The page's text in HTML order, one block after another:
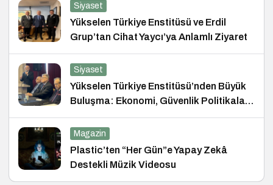
Siyaset
Yükselen Türkiye Enstitüsü ve Erdil
Grup’tan Cihat Yaycı’ya Anlamlı Ziyaret
Siyaset
Yükselen Türkiye Enstitüsü’nden Büyük
Buluşma: Ekonomi, Güvenlik Politikaları
ve Hukuk Konferansı
Magazin
Plastic’ten “Her Gün”e Yapay Zekâ
Destekli Müzik Videosu